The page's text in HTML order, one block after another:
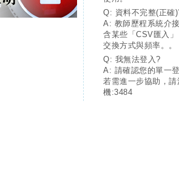
Q: 資料不完整(正確
A: 教師歷程系統介
含某些「CSV匯入
交換方式與頻率。。
Q: 我無法登入?
A: 請確認您的單一
若需進一步協助，
機:3484